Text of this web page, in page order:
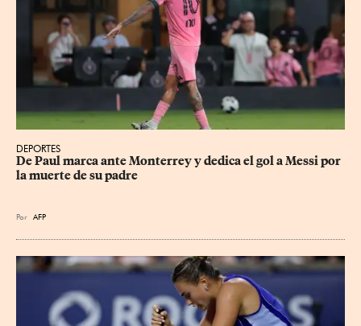
DEPORTES
De Paul marca ante Monterrey y dedica el gol a Messi por
la muerte de su padre
Por AFP